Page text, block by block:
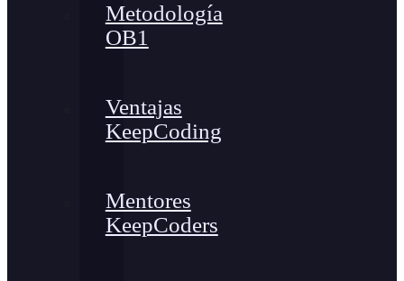
Metodología
OB1
Ventajas
KeepCoding
Mentores
KeepCoders